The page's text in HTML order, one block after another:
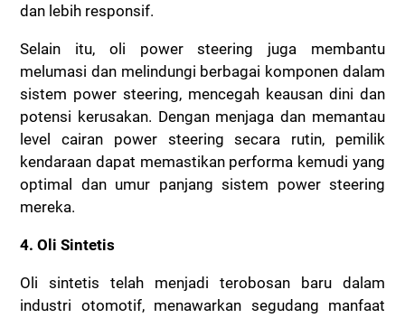
dan lebih responsif.
Selain itu, oli power steering juga membantu
melumasi dan melindungi berbagai komponen dalam
sistem power steering, mencegah keausan dini dan
potensi kerusakan. Dengan menjaga dan memantau
level cairan power steering secara rutin, pemilik
kendaraan dapat memastikan performa kemudi yang
optimal dan umur panjang sistem power steering
mereka.
4. Oli Sintetis
Oli sintetis telah menjadi terobosan baru dalam
industri otomotif, menawarkan segudang manfaat